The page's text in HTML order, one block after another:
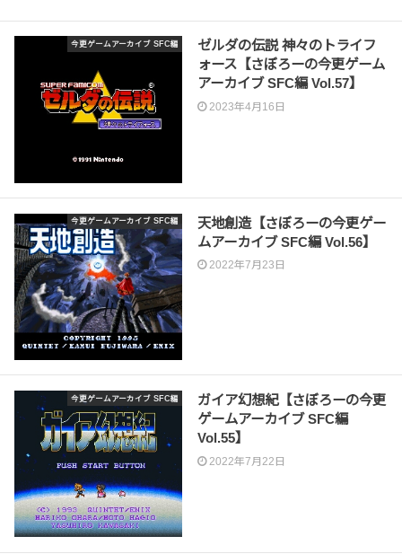
今更ゲームアーカイブ SFC編
ゼルダの伝説 神々のトライフ
ォース【さぼろーの今更ゲーム
アーカイブ SFC編 Vol.57】
2023年4月16日
今更ゲームアーカイブ SFC編
天地創造【さぼろーの今更ゲー
ムアーカイブ SFC編 Vol.56】
2022年7月23日
今更ゲームアーカイブ SFC編
ガイア幻想紀【さぼろーの今更
ゲームアーカイブ SFC編
Vol.55】
2022年7月22日